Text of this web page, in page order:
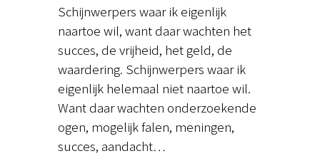
Schijnwerpers waar ik eigenlijk
naartoe wil, want daar wachten het
succes, de vrijheid, het geld, de
waardering. Schijnwerpers waar ik
eigenlijk helemaal niet naartoe wil.
Want daar wachten onderzoekende
ogen, mogelijk falen, meningen,
succes, aandacht…